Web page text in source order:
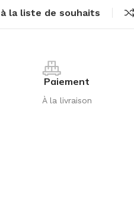
la liste de souhaits
Paiement
À la livraison